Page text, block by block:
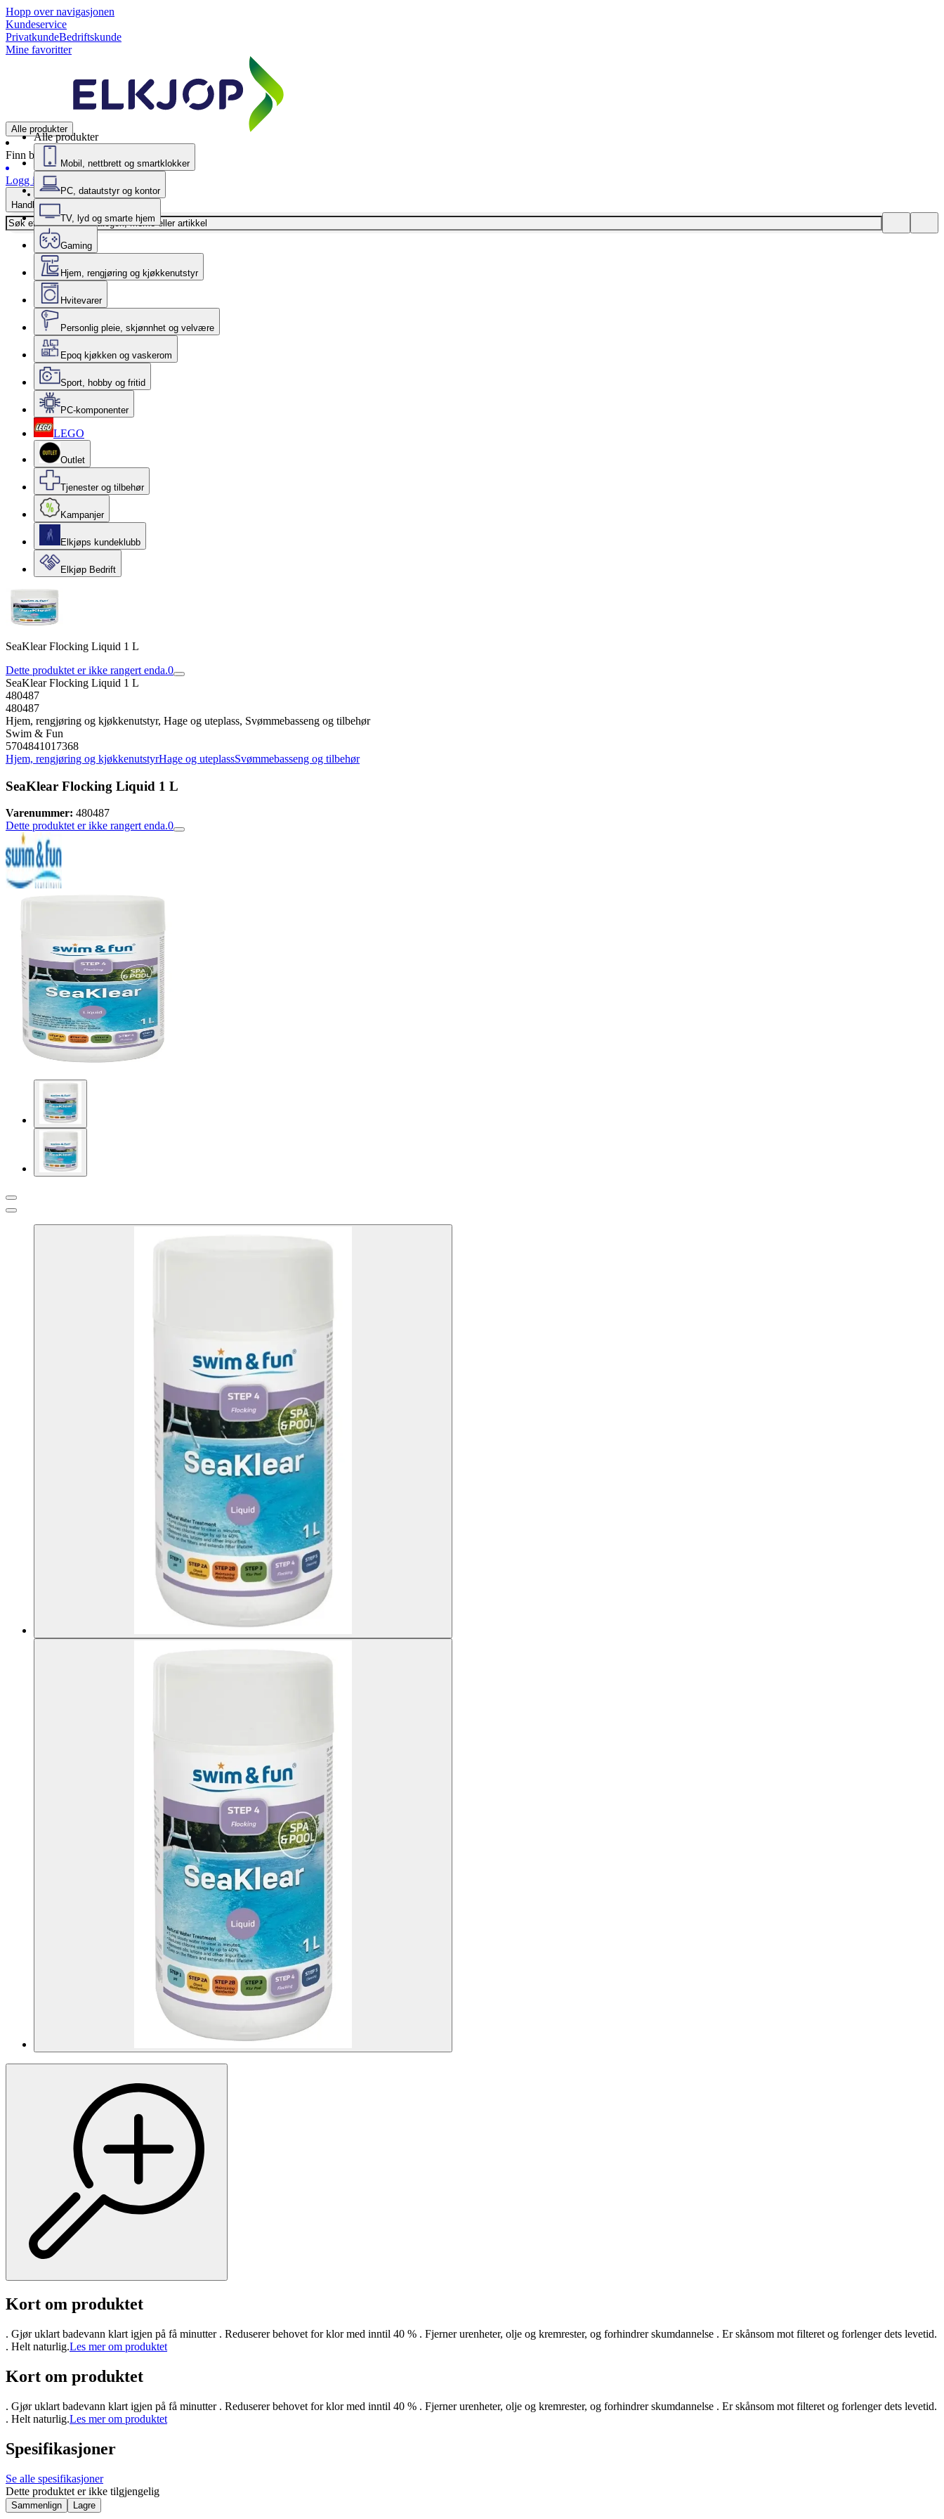
Hopp over navigasjonen
Kundeservice
PrivatkundeBedriftskunde
Mine favoritter
Alle produkter
Finn butikk
Logg inn
Handlekurv
Alle produkter
Mobil, nettbrett og smartklokker
PC, datautstyr og kontor
TV, lyd og smarte hjem
Gaming
Hjem, rengjøring og kjøkkenutstyr
Hvitevarer
Personlig pleie, skjønnhet og velvære
Epoq kjøkken og vaskerom
Sport, hobby og fritid
PC-komponenter
LEGO
Outlet
Tjenester og tilbehør
Kampanjer
Elkjøps kundeklubb
Elkjøp Bedrift
SeaKlear Flocking Liquid 1 L
Dette produktet er ikke rangert enda.0
SeaKlear Flocking Liquid 1 L
480487
480487
Hjem, rengjøring og kjøkkenutstyr, Hage og uteplass, Svømmebasseng og tilbehør
Swim & Fun
5704841017368
Hjem, rengjøring og kjøkkenutstyrHage og uteplassSvømmebasseng og tilbehør
SeaKlear Flocking Liquid 1 L
Varenummer: 480487
Dette produktet er ikke rangert enda.0
Kort om produktet
. Gjør uklart badevann klart igjen på få minutter . Reduserer behovet for klor med inntil 40 % . Fjerner urenheter, olje og kremrester, og forhindrer skumdannelse . Er skånsom mot filteret og forlenger dets levetid.
. Helt naturlig.Les mer om produktet
Kort om produktet
. Gjør uklart badevann klart igjen på få minutter . Reduserer behovet for klor med inntil 40 % . Fjerner urenheter, olje og kremrester, og forhindrer skumdannelse . Er skånsom mot filteret og forlenger dets levetid.
. Helt naturlig.Les mer om produktet
Spesifikasjoner
Se alle spesifikasjoner
Dette produktet er ikke tilgjengelig
Sammenlign Lagre